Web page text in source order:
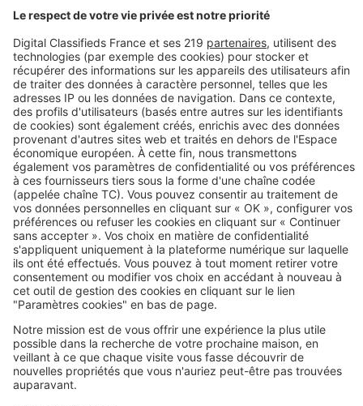
Maîtriser votre projet
Combien coûte la construction
d’une maison de 150 m² ?
Image
Maîtriser votre projet
Aménagements extérieurs : quand
demander un permis de construire ?
Image
Maîtriser votre projet
À quoi sert un contrôleur technique
sur un chantier ?